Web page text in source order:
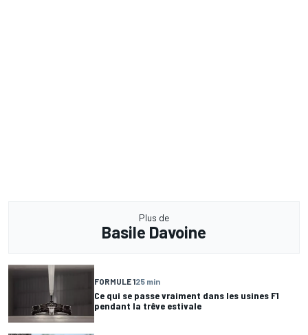
Plus de
Basile Davoine
FORMULE 125 min
Ce qui se passe vraiment dans les usines F1
pendant la trêve estivale